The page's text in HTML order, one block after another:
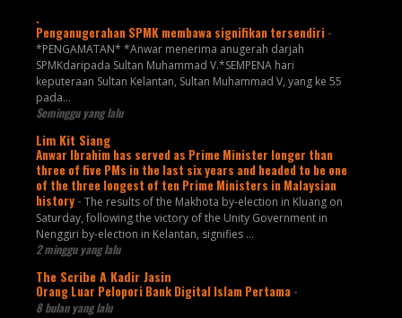
.
Penganugerahan SPMK membawa signifikan tersendiri -
*PENGAMATAN* *Anwar menerima anugerah darjah
SPMKdaripada Sultan Muhammad V.*SEMPENA hari
keputeraan Sultan Kelantan, Sultan Muhammad V, yang ke 55
pada...
Seminggu yang lalu
Lim Kit Siang
Anwar Ibrahim has served as Prime Minister longer than
three of five PMs in the last six years and headed to be one
of the three longest of ten Prime Ministers in Malaysian
history - The results of the Makhota by-election in Kluang on
Saturday, following the victory of the Unity Government in
Nenggiri by-election in Kelantan, signifies ...
2 minggu yang lalu
The Scribe A Kadir Jasin
Orang Luar Pelopori Bank Digital Islam Pertama -
8 bulan yang lalu